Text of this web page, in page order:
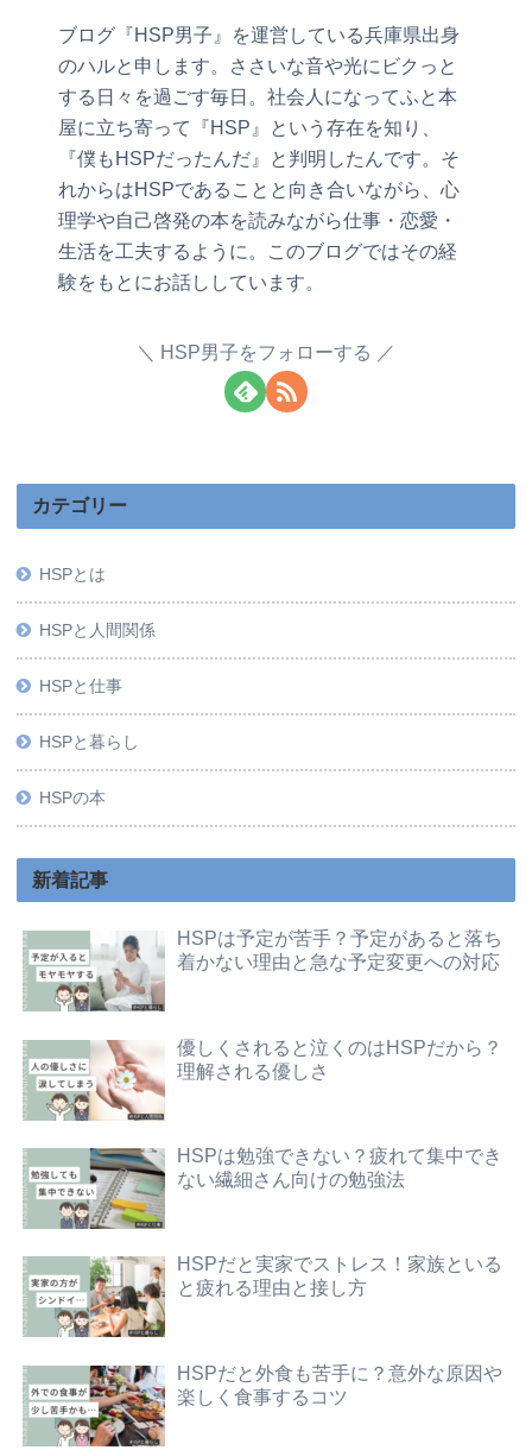
ブログ『HSP男子』を運営している兵庫県出身
のハルと申します。ささいな音や光にビクっと
する日々を過ごす毎日。社会人になってふと本
屋に立ち寄って『HSP』という存在を知り、
『僕もHSPだったんだ』と判明したんです。そ
れからはHSPであることと向き合いながら、心
理学や自己啓発の本を読みながら仕事・恋愛・
生活を工夫するように。このブログではその経
験をもとにお話ししています。
HSP男子をフォローする
カテゴリー
HSPとは
HSPと人間関係
HSPと仕事
HSPと暮らし
HSPの本
新着記事
HSPは予定が苦手？予定があると落ち
着かない理由と急な予定変更への対応
優しくされると泣くのはHSPだから？
理解される優しさ
HSPは勉強できない？疲れて集中でき
ない繊細さん向けの勉強法
HSPだと実家でストレス！家族といる
と疲れる理由と接し方
HSPだと外食も苦手に？意外な原因や
楽しく食事するコツ